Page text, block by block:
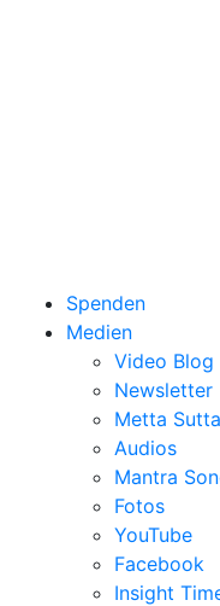
Spenden
Medien
Video Blog
Newsletter
Metta Sutta
Audios
Mantra
Fotos
YouTube
Facebook
Insight